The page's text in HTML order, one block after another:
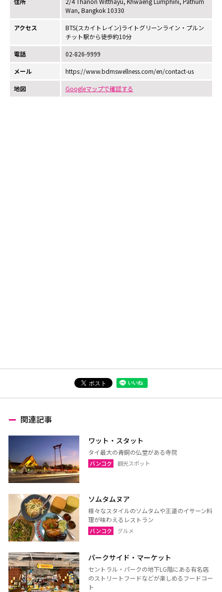
Wan, Bangkok 10330
アクセス
BTS(スカイトレイン)ライトグリーンライン・プルン
チット駅から徒歩約10分
電話 02-826-9999
メール https://www.bdmswellness.com/en/contact-us
地図 Googleマップで確認する
関連記事
ワット・スタット
タイ最大の青銅の仏堂がある寺院
バンコク 観光スポット
ソムタムヌア
様々なスタイルのソムタムや王道のイサーン料
理が味わえるレストラン
バンコク グルメ
パークサイド・マーケット
セントラル・パークの地下LG階にある有名店
のストリートフードなどが楽しめるフードコー
ト